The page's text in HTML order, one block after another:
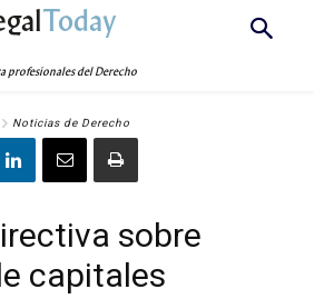
Today
profesionales del Derecho
Noticias de Derecho
sobre
capitales